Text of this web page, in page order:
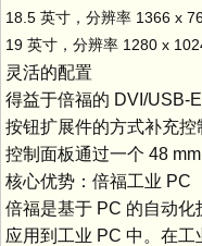
18.5 英寸，分辨率 1366 x
19 英寸，分辨率 1280 x
灵活的配置
得益于倍福的 DVI/USB-
按钮扩展件的方式补充
控制面板通过一个 48
核心优势：倍福工业 PC
倍福是基于 PC 的自动
应用到工业 PC 中。在